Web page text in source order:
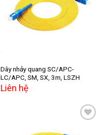
Add to
wishlist
Dây nhảy quang SC/APC-
LC/APC, SM, SX, 3m, LSZH
Liên hệ